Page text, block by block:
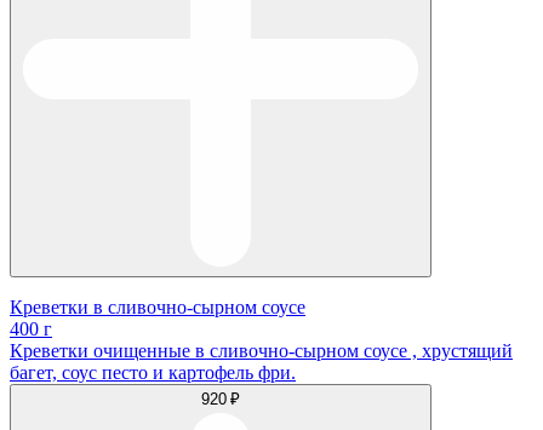
Креветки в сливочно-сырном соусе
400 г
Креветки очищенные в сливочно-сырном соусе , хрустящий
багет, соус песто и картофель фри.
920 ₽